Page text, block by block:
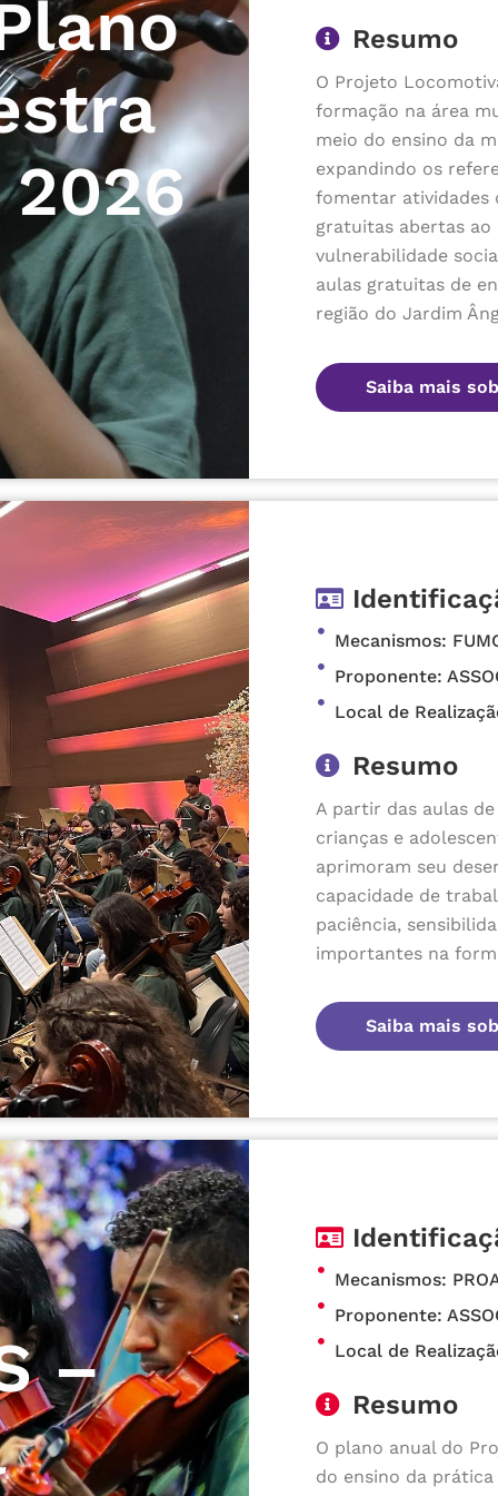
Resumo
O Projeto
formação na área
meio do ensino da
expandindo os
fomentar atividades
gratuitas abertas
vulnerabilidade
aulas gratuitas de
região do Jardim
Saiba mais
Mecanismos:
Proponente:
Local de
Resumo
A partir das aulas
crianças e
aprimoram seu
capacidade de
paciência,
importantes na
Saiba mais
–
Mecanismos:
Proponente:
Local de
Resumo
O plano anual do
do ensino da